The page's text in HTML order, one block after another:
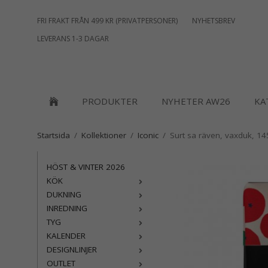
FRI FRAKT FRÅN 499 KR (PRIVATPERSONER)
NYHETSBREV
LEVERANS 1-3 DAGAR
PRODUKTER NYHETER AW26
Startsida / Kollektioner / Iconic / Surt sa räven, vaxduk,
HÖST & VINTER 2026
KÖK
DUKNING
INREDNING
TYG
KALENDER
DESIGNLINJER
OUTLET